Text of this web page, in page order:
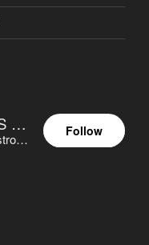
ASTROCOHORS EUNOIA ULTIMA
@astrocohors.eu@astrocohors.eu
Follow